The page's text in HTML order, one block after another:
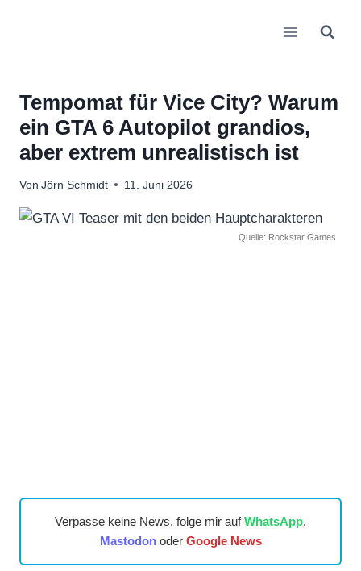
Tempomat für Vice City? Warum
ein GTA 6 Autopilot grandios,
aber extrem unrealistisch ist
Von Jörn Schmidt 11. Juni 2026
Quelle: Rockstar Games
Verpasse keine News, folge mir aufWhatsApp,
Mastodonoder Google News